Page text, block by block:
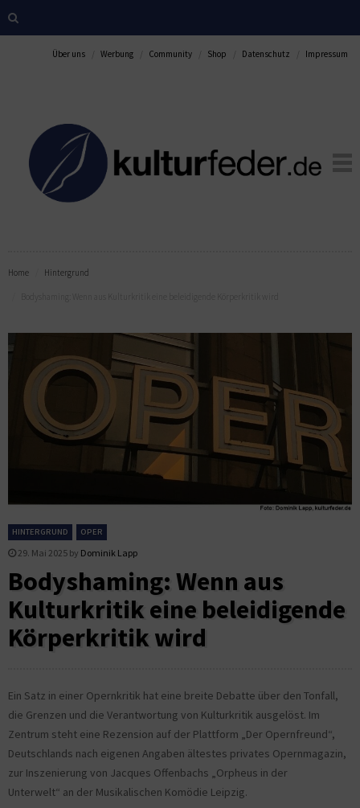
Über uns Werbung Community Shop Datenschutz Impressum
Home Hintergrund
Bodyshaming: Wenn aus Kulturkritik eine beleidigende Körperkritik wird
HINTERGRUND OPER
29. Mai 2025 by Dominik Lapp
Bodyshaming: Wenn aus
Kulturkritik eine beleidigende
Körperkritik wird
Ein Satz in einer Opernkritik hat eine breite Debatte über den Tonfall,
die Grenzen und die Verantwortung von Kulturkritik ausgelöst. Im
Zentrum steht eine Rezension auf der Plattform „Der Opernfreund“,
Deutschlands nach eigenen Angaben ältestes privates Opernmagazin,
zur Inszenierung von Jacques Offenbachs „Orpheus in der
Unterwelt“ an der Musikalischen Komödie Leipzig.